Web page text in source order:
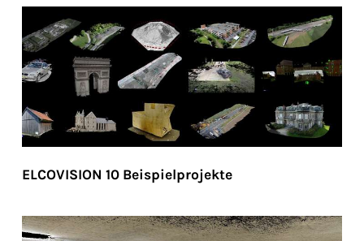
ELCOVISION 10 Beispielprojekte